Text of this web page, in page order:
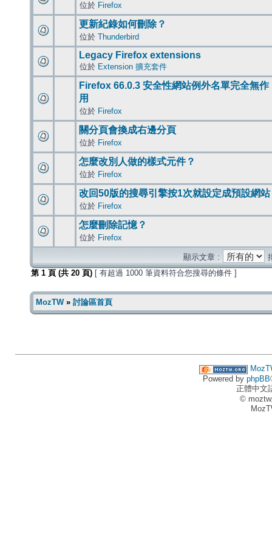
位於 Firefox
更新紀錄如何刪除？
位於 Thunderbird
Legacy Firefox extensions
位於 Extension 擴充套件
Firefox 66.0.3 安全性網站例外名單完全無作
用
位於 Firefox
關分頁會換成右邊分頁
位於 Firefox
怎麼改別人做的樣式元件？
位於 Firefox
改回50版的搜尋引擎按1次就設定成預設網站
位於 Firefox
怎麼刪除記憶？
位於 Firefox
顯示文章 :
第 1 頁 (共 20 頁) [ 有超過 1000 筆資料符合您搜尋的條件 ]
MozTW» 討論區首頁
Powered by phpBB
正體中文
©